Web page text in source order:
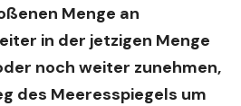
Menge an
in der jetzigen Menge
noch weiter zunehmen,
des Meeresspiegels um